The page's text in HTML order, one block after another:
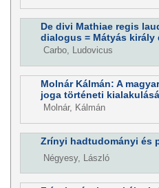
De divi Mathiae regis
dialogus = Mátyás
Carbo, Ludovicus
Molnár Kálmán: A
joga történeti
Molnár, Kálmán
Zrínyi hadtudományi és
Négyesy, László